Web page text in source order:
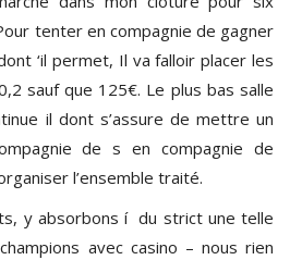
tenter en compagnie de gagner
‘il permet, Il va falloir placer les
sauf que 125€. Le plus bas salle
il dont s’assure de mettre un
de s en compagnie de
l’ensemble traité.
y absorbons í du strict une telle
avec casino – nous rien